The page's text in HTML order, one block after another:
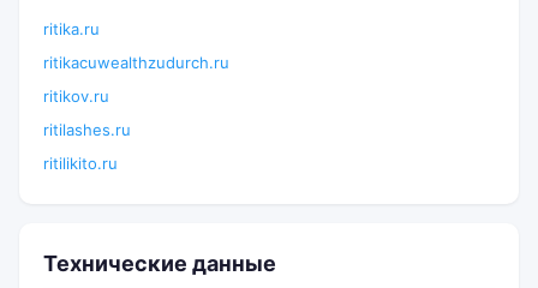
ritika.ru
ritikacuwealthzudurch.ru
ritikov.ru
ritilashes.ru
ritilikito.ru
Технические данные